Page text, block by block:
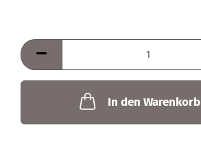
In den Warenkorb